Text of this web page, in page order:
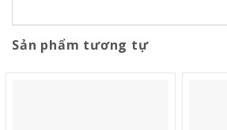
Sản phẩm tương tự